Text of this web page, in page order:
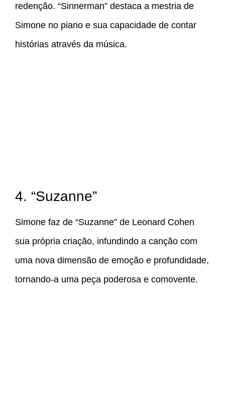
redenção. “Sinnerman” destaca a mestria de
Simone no piano e sua capacidade de contar
histórias através da música.
4. “Suzanne”
Simone faz de “Suzanne” de Leonard Cohen
sua própria criação, infundindo a canção com
uma nova dimensão de emoção e profundidade,
tornando-a uma peça poderosa e comovente.